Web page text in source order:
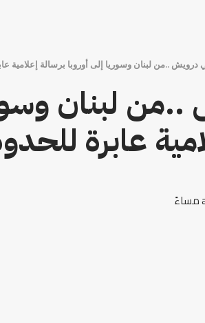
درويش ..من لبنان وسوريا إلى أوروبا برسالة إعلامية
..من لبنان
عابرة